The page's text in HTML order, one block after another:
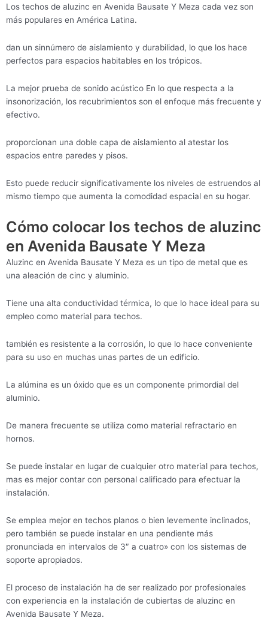
Los techos de aluzinc en Avenida Bausate Y Meza cada vez son
más populares en América Latina.
dan un sinnúmero de aislamiento y durabilidad, lo que los hace
perfectos para espacios habitables en los trópicos.
La mejor prueba de sonido acústico En lo que respecta a la
insonorización, los recubrimientos son el enfoque más frecuente y
efectivo.
proporcionan una doble capa de aislamiento al atestar los
espacios entre paredes y pisos.
Esto puede reducir significativamente los niveles de estruendos al
mismo tiempo que aumenta la comodidad espacial en su hogar.
Cómo colocar los techos de aluzinc
en Avenida Bausate Y Meza
Aluzinc en Avenida Bausate Y Meza es un tipo de metal que es
una aleación de cinc y aluminio.
Tiene una alta conductividad térmica, lo que lo hace ideal para su
empleo como material para techos.
también es resistente a la corrosión, lo que lo hace conveniente
para su uso en muchas unas partes de un edificio.
La alúmina es un óxido que es un componente primordial del
aluminio.
De manera frecuente se utiliza como material refractario en
hornos.
Se puede instalar en lugar de cualquier otro material para techos,
mas es mejor contar con personal calificado para efectuar la
instalación.
Se emplea mejor en techos planos o bien levemente inclinados,
pero también se puede instalar en una pendiente más
pronunciada en intervalos de 3″ a cuatro» con los sistemas de
soporte apropiados.
El proceso de instalación ha de ser realizado por profesionales
con experiencia en la instalación de cubiertas de aluzinc en
Avenida Bausate Y Meza.